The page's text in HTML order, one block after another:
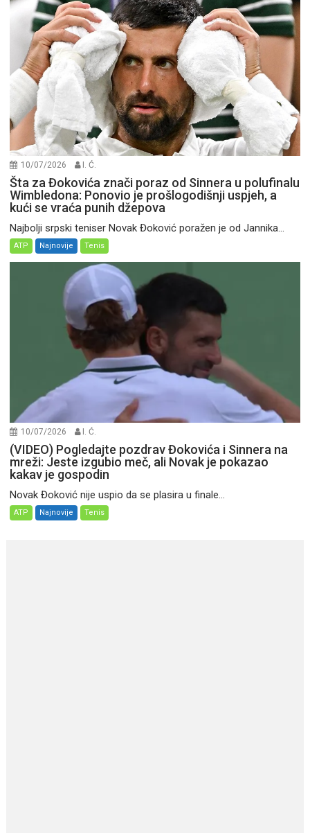
10/07/2026 I. Ć.
Šta za Đokovića znači poraz od Sinnera u polufinalu
Wimbledona: Ponovio je prošlogodišnji uspjeh, a
kući se vraća punih džepova
Najbolji srpski teniser Novak Đoković poražen je od Jannika...
ATP Najnovije Tenis
10/07/2026 I. Ć.
(VIDEO) Pogledajte pozdrav Đokovića i Sinnera na
mreži: Jeste izgubio meč, ali Novak je pokazao
kakav je gospodin
Novak Đoković nije uspio da se plasira u finale...
ATP Najnovije Tenis